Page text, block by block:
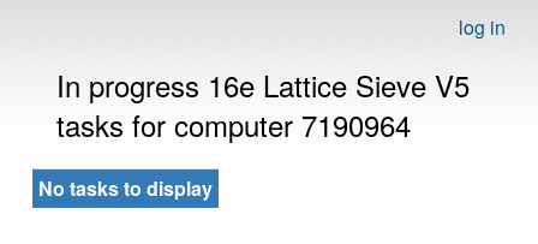
log in
In progress 16e Lattice Sieve V5
tasks for computer 7190964
No tasks to display